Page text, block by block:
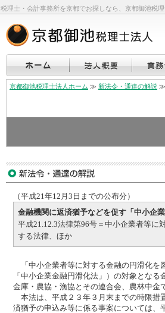
税理士・会計事務所を京都でお探しなら、京都御池税理
京都御池税理士法人ホーム ≫ 新法令・通達の解説 ≫
（平成21年12月3日までの公布分）
金融機関に返済猶予などを促す「中小企業
平成21.12.3法律第96号＝中小企業者等に
する法律、ほか
「中小企業者等に対する金融の円滑化を
「中小企業金融円滑化法」）の対象とな
金庫・農協・漁協とその連合会、農林中金
本法は、平成２３年３月末までの時限措
済猶予の申込み等に係る事案については